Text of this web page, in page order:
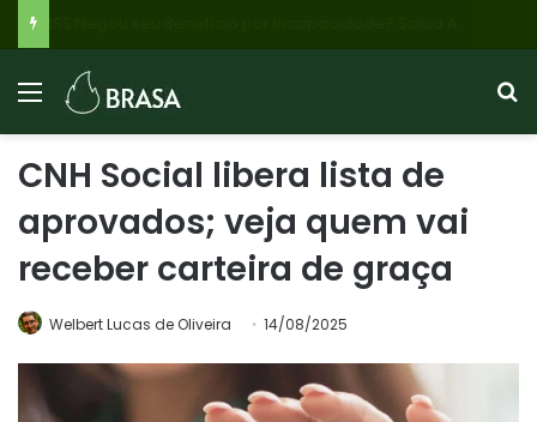
CNH Social libera lista de
aprovados; veja quem vai
receber carteira de graça
Welbert Lucas de Oliveira 14/08/2025